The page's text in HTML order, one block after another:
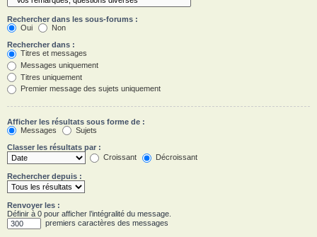
Rechercher dans les sous-forums :
Oui
Non
Rechercher dans :
Titres et messages
Messages uniquement
Titres uniquement
Premier message des sujets uniquement
Afficher les résultats sous forme de :
Messages
Sujets
Classer les résultats par :
Croissant
Décroissant
Rechercher depuis :
Renvoyer les :
Définir à 0 pour afficher l’intégralité du message.
premiers caractères des messages